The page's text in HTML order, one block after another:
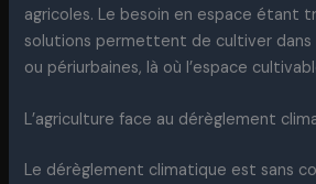
agricoles. Le besoin en espace étant
solutions permettent de cultiver dans
ou périurbaines, là où l’espace
L’agriculture face au dérèglement
Le dérèglement climatique est sans